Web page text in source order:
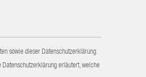
sowie dieser Datenschutzerklärung.
Datenschutzerklärung erläutert, welche